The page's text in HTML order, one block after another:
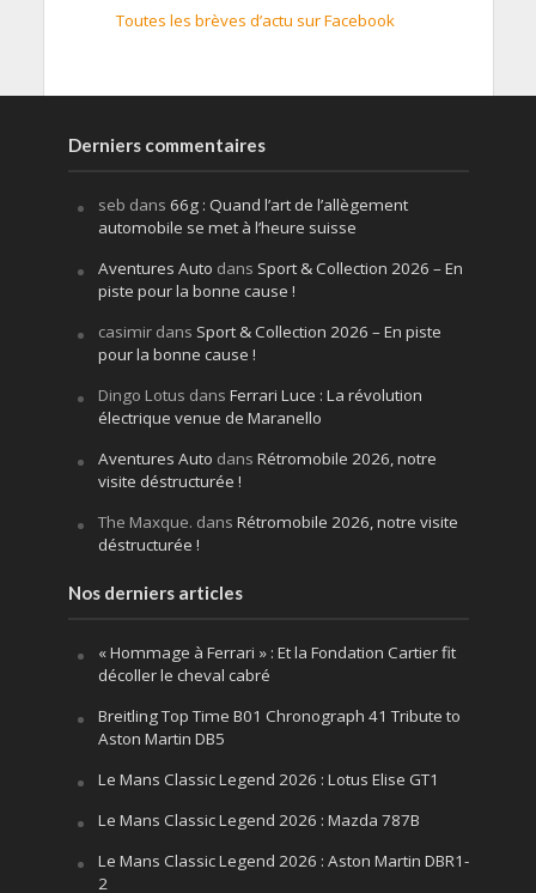
Toutes les brèves d’actu sur Facebook
Derniers commentaires
seb dans 66g : Quand l’art de l’allègement
automobile se met à l’heure suisse
Aventures Auto dans Sport & Collection 2026 – En
piste pour la bonne cause !
casimirdans Sport & Collection 2026 – En piste
pour la bonne cause !
Dingo Lotus dans Ferrari Luce : La révolution
électrique venue de Maranello
Aventures Auto dans Rétromobile 2026, notre
visite déstructurée !
The Maxque. dans Rétromobile 2026, notre visite
déstructurée !
Nos derniers articles
« Hommage à Ferrari » : Et la Fondation Cartier fit
décoller le cheval cabré
Breitling Top Time B01 Chronograph 41 Tribute to
Aston Martin DB5
Le Mans Classic Legend 2026 : Lotus Elise GT1
Le Mans Classic Legend 2026 : Mazda 787B
Le Mans Classic Legend 2026 : Aston Martin DBR1-
2